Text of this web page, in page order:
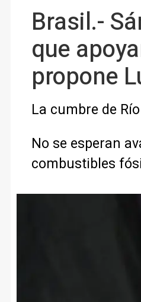
Brasil.-
que
propone
La cumbre de
No se esperan
combustibles